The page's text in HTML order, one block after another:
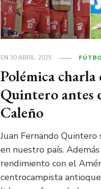
EN 30 ABRIL, 2025
Polémica charla
Quintero antes
Caleño
Juan Fernando
en nuestro país.
rendimiento con el
centrocampista